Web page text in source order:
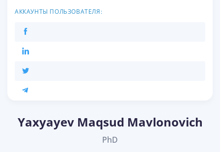
АККАУНТЫ ПОЛЬЗОВАТЕЛЯ:
Yaxyayev Maqsud Mavlonovich
PhD